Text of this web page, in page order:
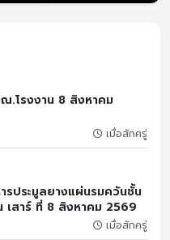
.โรงงาน 8 สิงหาคม
เมื่อสักครู่
รประมูลยางแผ่นรมควันชั้น
เสาร์ ที่ 8 สิงหาคม 2569
เมื่อสักครู่